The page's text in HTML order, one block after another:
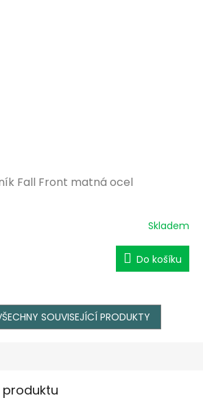
Fall Front matná ocel
Skladem
Do košíku
SOUVISEJÍCÍ PRODUKTY